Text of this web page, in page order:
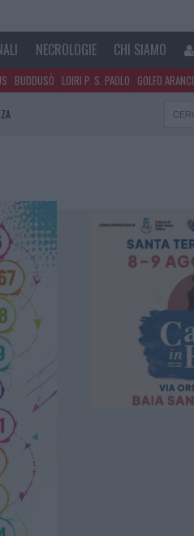
NECROLOGIE CHI SIAMO
BUDDUSÒ LOIRI P. S. PAOLO GOLFO ARANCI